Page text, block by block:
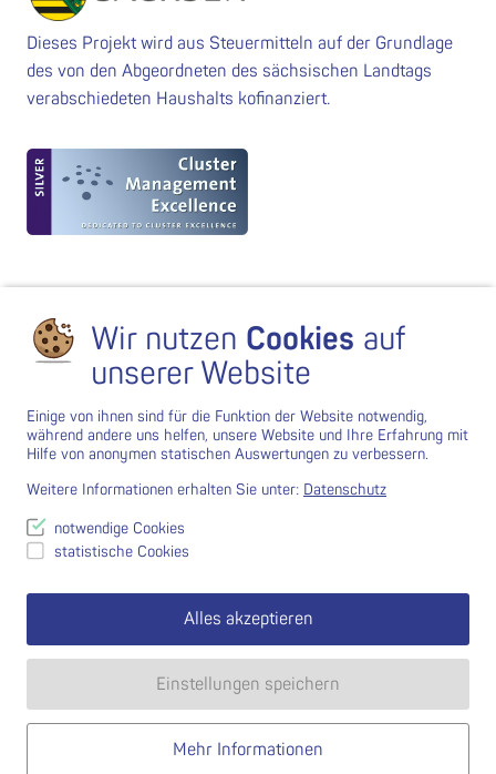
Dieses Projekt wird aus Steuermitteln auf der Grundlage
des von den Abgeordneten des sächsischen Landtags
verabschiedeten Haushalts kofinanziert.
Wir nutzen Cookies auf
unserer Website
Einige von ihnen sind für die Funktion der Website notwendig,
während andere uns helfen, unsere Website und Ihre Erfahrung mit
Hilfe von anonymen statischen Auswertungen zu verbessern.
Weitere Informationen erhalten Sie unter: Datenschutz
notwendige Cookies
statistische Cookies
Alles akzeptieren
Einstellungen speichern
Mehr Informationen